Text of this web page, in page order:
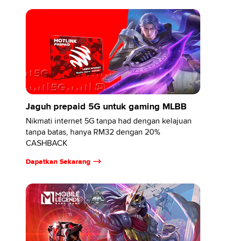
Jaguh prepaid 5G untuk gaming MLBB
Nikmati internet 5G tanpa had dengan kelajuan
tanpa batas, hanya RM32 dengan 20%
CASHBACK
Dapatkan Sekarang